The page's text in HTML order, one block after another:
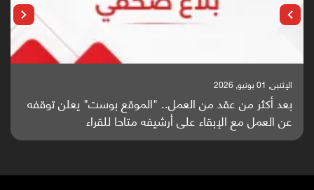
الإثنين, 25 مايو, 2026
باحثون من اليمن يدخلون سباق أبحاث ألزهايمر بدراسة
واعدة منشورة عالميا (ترجمة)